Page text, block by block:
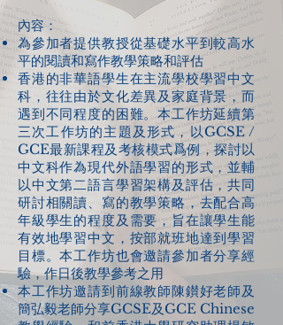
內容：​​
為參加者提供教授從基礎水平到較高水
平的閱讀和寫作教學策略和評估
香港的非華語學生在主流學校學習中文
科，往往由於文化差異及家庭背景，而
遇到不同程度的困難。本工作坊延續第
三次工作坊的主題及形式，以GCSE /
GCE最新課程及考核模式爲例，探討以
中文科作為現代外語學習的形式，並輔
以中文第二語言學習架構及評估，共同
研討相關讀、寫的教學策略，去配合高
年級學生的程度及需要，旨在讓學生能
有效地學習中文，按部就班地達到學習
目標。本工作坊也會邀請參加者分享經
驗，作日後教學參考之用
本工作坊邀請到前線教師陳鑚好老師及
簡弘毅老師分享GCSE及GCE Chinese